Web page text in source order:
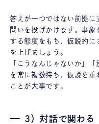
答えが一つではない前提に
問いを投げかけます。事象
する態度をもち、仮説的に
を上げましょう。
「こうなんじゃないか」
を常に複数持ち、仮説を重
ことが大事です。
3）対話で関わる